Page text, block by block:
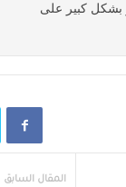
بشكل كبير على
المقال السابق